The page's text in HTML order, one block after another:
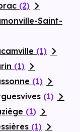
(2)
Saint-
(1)
(1)
(1)
(1)
(1)
(1)